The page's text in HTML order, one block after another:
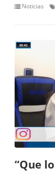
Noticias
“Que